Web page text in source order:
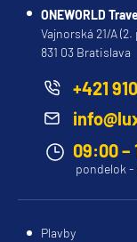
ONEWORLD
Vajnorská 21/A
831 03 Bratislava
+421
09:00 –
pondelok -
Plavby